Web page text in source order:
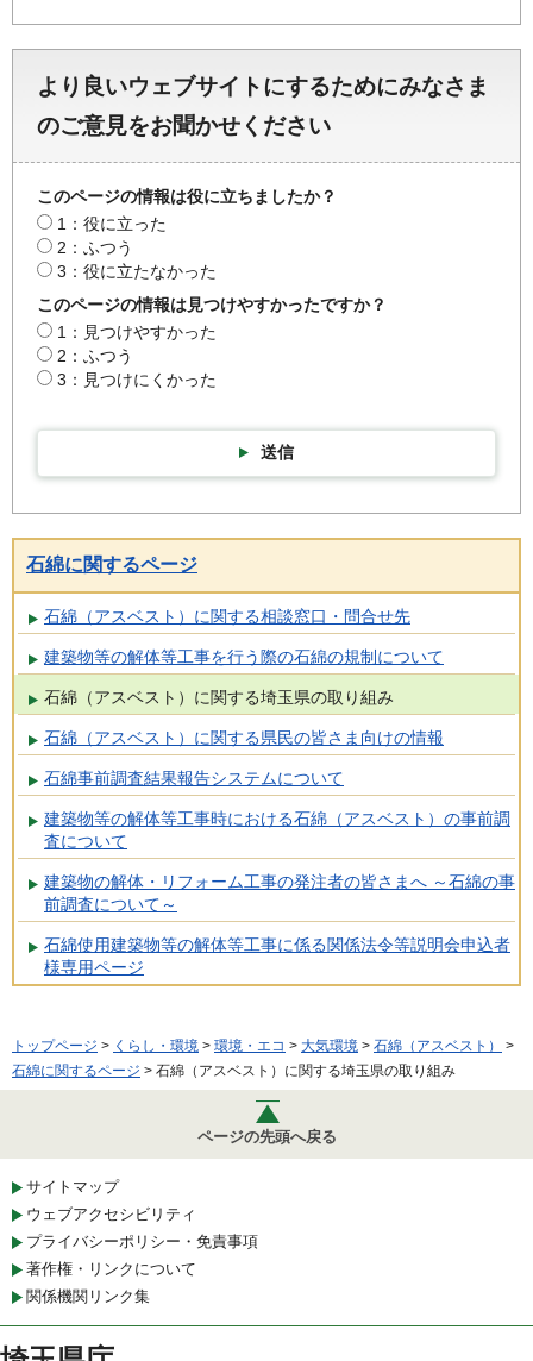
より良いウェブサイトにするためにみなさま
のご意見をお聞かせください
このページの情報は役に立ちましたか？
1：役に立った
2：ふつう
3：役に立たなかった
このページの情報は見つけやすかったですか？
1：見つけやすかった
2：ふつう
3：見つけにくかった
送信
石綿に関するページ
石綿（アスベスト）に関する相談窓口・問合せ先
建築物等の解体等工事を行う際の石綿の規制について
石綿（アスベスト）に関する埼玉県の取り組み
石綿（アスベスト）に関する県民の皆さま向けの情報
石綿事前調査結果報告システムについて
建築物等の解体等工事時における石綿（アスベスト）の事前調
査について
建築物の解体・リフォーム工事の発注者の皆さまへ ～石綿の事
前調査について～
石綿使用建築物等の解体等工事に係る関係法令等説明会申込者
様専用ページ
トップページ > くらし・環境 > 環境・エコ > 大気環境 > 石綿（アスベスト）
>
石綿に関するページ > 石綿（アスベスト）に関する埼玉県の取り組み
ページの先頭へ戻る
サイトマップ
ウェブアクセシビリティ
プライバシーポリシー・免責事項
著作権・リンクについて
関係機関リンク集